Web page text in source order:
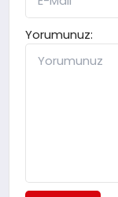
Yorumunuz: